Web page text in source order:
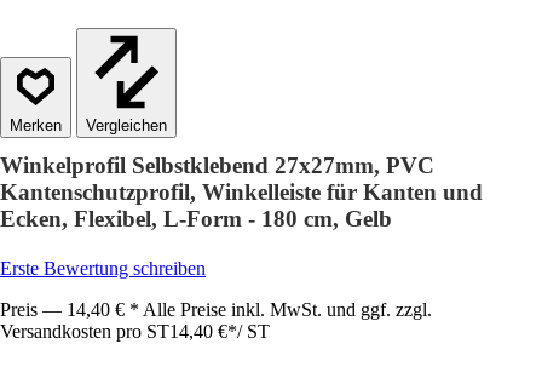
Vergleichen
Winkelprofil Selbstklebend 27x27mm, PVC
Kantenschutzprofil, Winkelleiste für Kanten und
Ecken, Flexibel, L-Form - 180 cm, Gelb
Erste Bewertung schreiben
Preis — 14,40 € * Alle Preise inkl. MwSt. und ggf. zzgl.
Versandkosten pro ST14,40 €*/ ST